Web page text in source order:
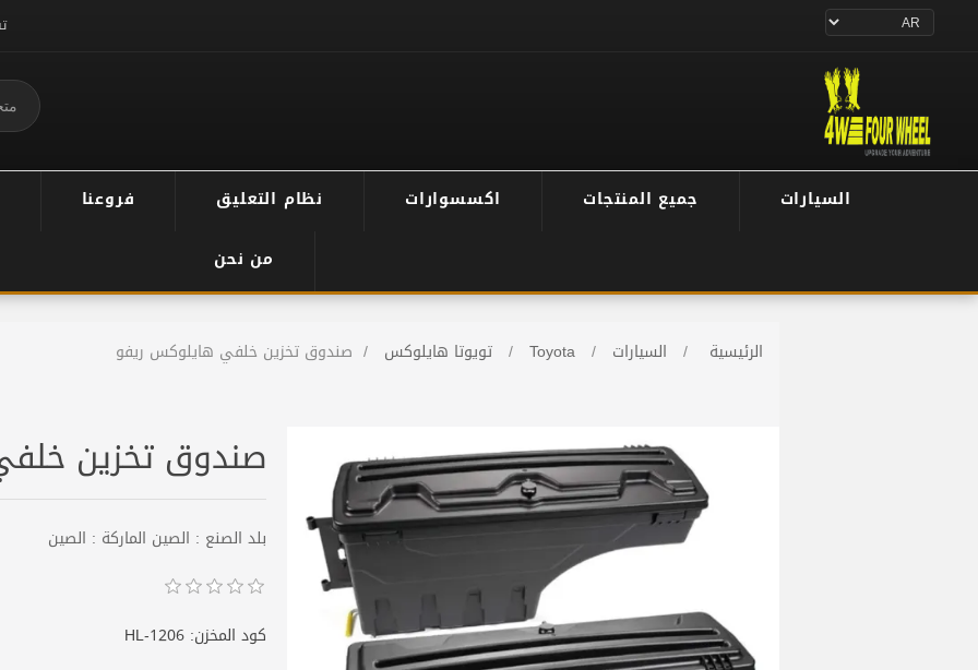
السيارات جميع المنتجات اكسسوارات نظام التعليق فروعنا
من نحن
الرئيسية / السيارات /
Toyota
/ تويوتا هايلوكس / صندوق تخزين خلفي هايلوكس ريفو
صندوق تخزين
بلد الصنع : الصين الماركة : الصين
كود المخزن: HL-1206